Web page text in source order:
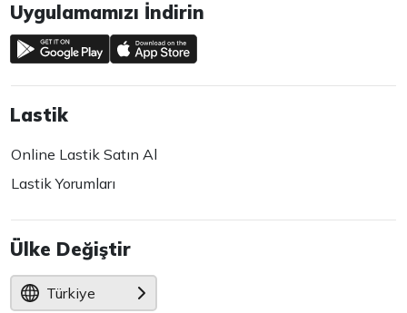
Uygulamamızı İndirin
Lastik
Online Lastik Satın Al
Lastik Yorumları
Ülke Değiştir
Türkiye